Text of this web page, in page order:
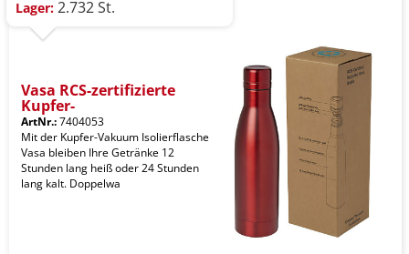
Lager: 2.732 St.
Vasa RCS-zertifizierte
Kupfer-
ArtNr.:7404053
Mit der Kupfer-Vakuum Isolierflasche
Vasa bleiben Ihre Getränke 12
Stunden lang heiß oder 24 Stunden
lang kalt. Doppelwa